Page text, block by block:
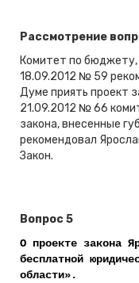
Рассмотрение
Комитет по
18.09.2012 № 59
Думе приять проект
21.09.2012 № 66
закона, внесенные
рекомендовал
Закон.
Вопрос 5
О проекте закона
бесплатной
области».